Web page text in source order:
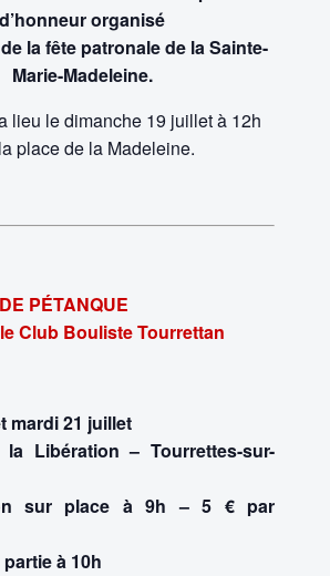
d’honneur organisé
la fête patronale de la Sainte-
Marie-Madeleine.
lieu le dimanche 19 juillet à 12h
place de la Madeleine.
PÉTANQUE
Club BoulisteTourrettan
mardi 21 juillet
la Libération – Tourrettes-sur-
sur place à 9h – 5 € par
à 10h